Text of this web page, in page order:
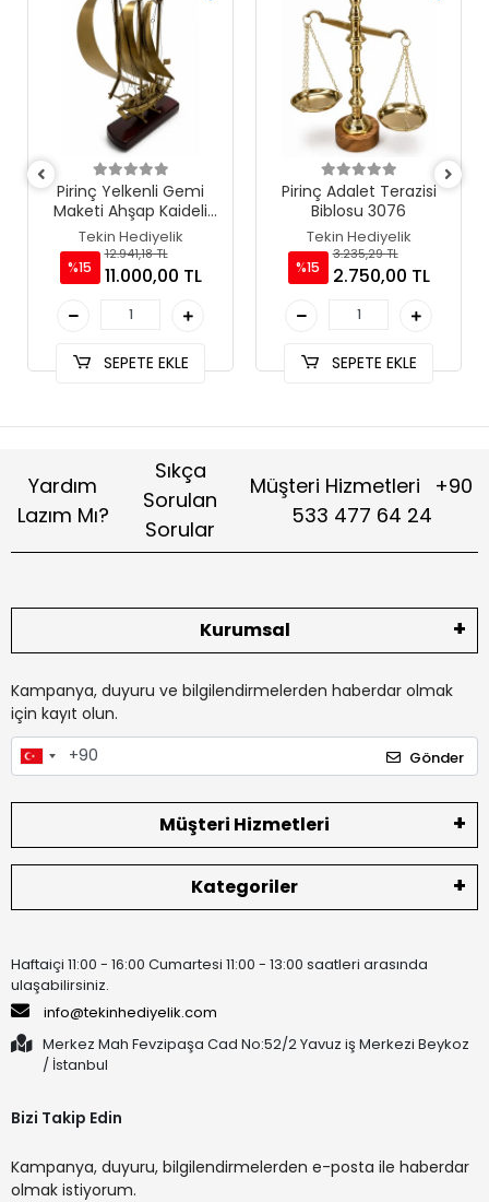
Pirinç Yelkenli Gemi
Maketi Ahşap Kaideli
Nı6616
Tekin Hediyelik
%15
12.941,18 TL
11.000,00 TL
SEPETE EKLE
Pirinç Adalet Terazisi
Biblosu 3076
Tekin Hediyelik
%15
3.235,29 TL
2.750,00 TL
SEPETE EKLE
Yardım
Lazım Mı?
Sıkça
Sorulan
Sorular
Müşteri Hizmetleri
+90
533 477 64 24
Kurumsal
Kampanya, duyuru ve bilgilendirmelerden haberdar olmak
için kayıt olun.
Gönder
Müşteri Hizmetleri
Kategoriler
Haftaiçi 11:00 - 16:00 Cumartesi 11:00 - 13:00 saatleri arasında
ulaşabilirsiniz.
info@tekinhediyelik.com
Merkez Mah Fevzipaşa Cad No:52/2 Yavuz iş Merkezi Beykoz
/ İstanbul
Bizi Takip Edin
Kampanya, duyuru, bilgilendirmelerden e-posta ile haberdar
olmak istiyorum.